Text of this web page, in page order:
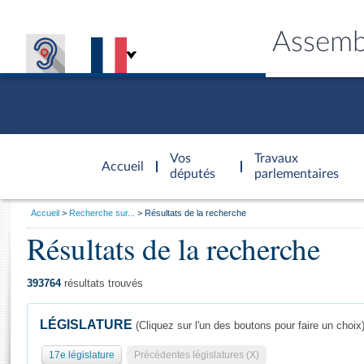
Accueil
d'accueil
Vos
députés
Travaux
parlementaires
Général
Vous
Accueil Recherche sur... Résultats de la recherche
Résultats de la recherche
393764résultats trouvés
LÉGISLATURE (Cliquez sur l'un des boutons pour faire un choix)
17e législature Précédentes législatures (X)